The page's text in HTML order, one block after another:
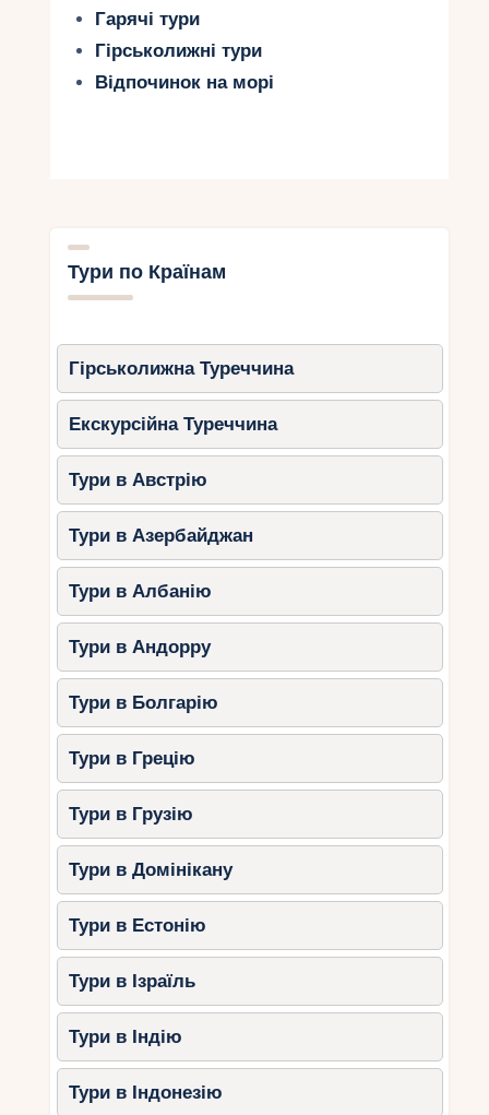
Гарячі тури
Гірськолижні тури
Відпочинок на морі
Тури по Країнам
Гірськолижна Туреччина
Екскурсійна Туреччина
Тури в Австрію
Тури в Азербайджан
Тури в Албанію
Тури в Андорру
Тури в Болгарію
Тури в Грецію
Тури в Грузію
Тури в Домінікану
Тури в Естонію
Тури в Ізраїль
Тури в Індію
Тури в Індонезію